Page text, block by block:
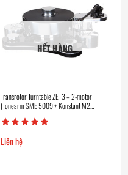
HẾT HÀNG
Transrotor Turntable ZET3 – 2-motor
(Tonearm SME 5009 + Konstant M2
Liên hệ